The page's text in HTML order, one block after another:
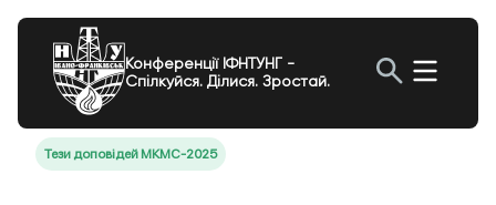
Конференції ІФНТУНГ -
Спілкуйся. Ділися. Зростай.
Тези доповідей МКМС-2025